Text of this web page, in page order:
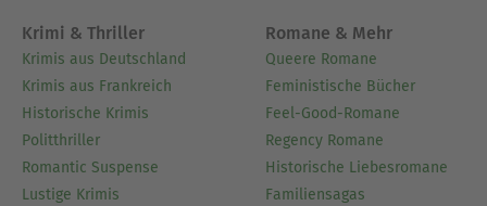
Krimi & Thriller
Krimis aus Deutschland
Krimis aus Frankreich
Historische Krimis
Politthriller
Romantic Suspense
Lustige Krimis
Romane & Mehr
Queere Romane
Feministische Bücher
Feel-Good-Romane
Regency Romane
Historische Liebesromane
Familiensagas